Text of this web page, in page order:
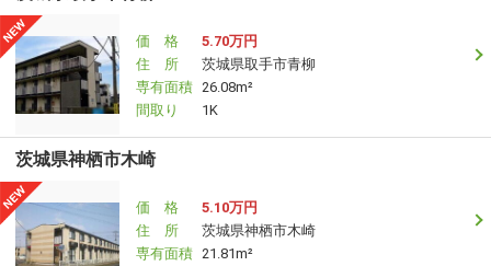
価 格
5.70万円
住 所
茨城県取手市青柳
専有面積 26.08m²
間取り
1K
茨城県神栖市木崎
価 格
5.10万円
住 所
茨城県神栖市木崎
専有面積 21.81m²